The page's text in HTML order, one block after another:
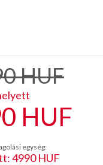
HUF
HUF
egység:
4990 HUF